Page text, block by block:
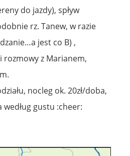
do jazdy), spływ
rz. Tanew, w razie
jest co B) ,
rozmowy z Marianem,
nocleg ok. 20zł/doba,
gustu :cheer: